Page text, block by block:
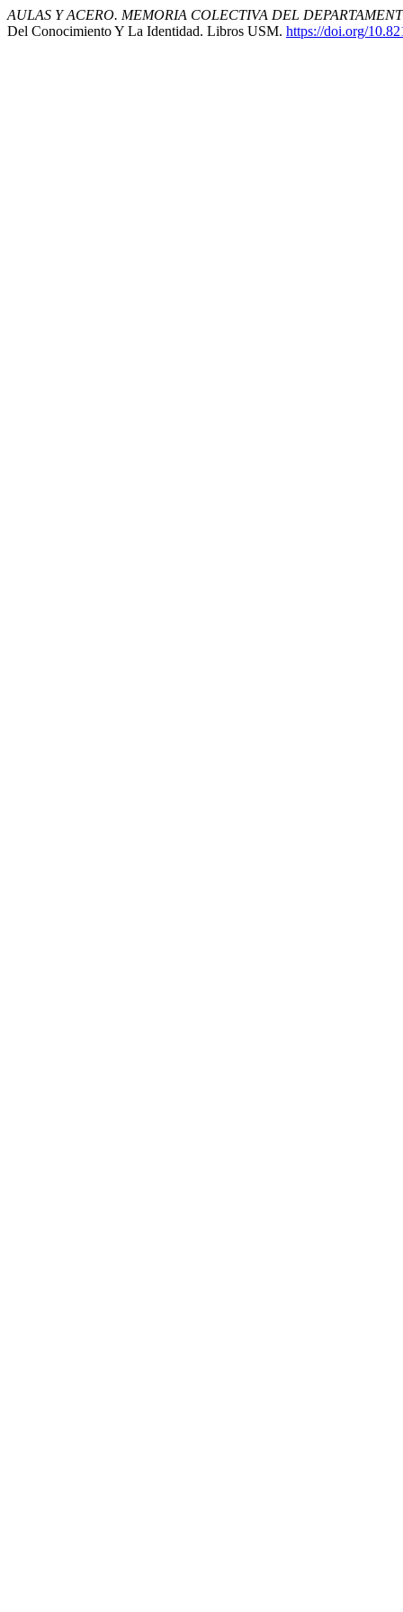
AULAS Y ACERO. MEMORIA COLECTIVA DEL
Del Conocimiento Y La Identidad. Libros USM. https://doi.org/